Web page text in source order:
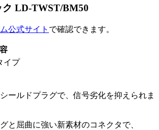
ク LD-TWST/BM50
公式サイト で確認できます。
イプ
ールドプラグで、信号劣化を抑えられま
と屈曲に強い新素材のコネクタで、